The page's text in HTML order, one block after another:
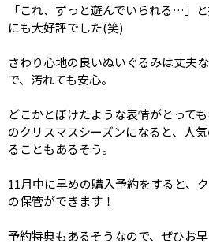
「これ、ずっと遊んでいられる…」
にも大好評でした(笑)
さわり心地の良いぬいぐるみは丈夫
で、汚れても安心。
どこかとぼけたような表情がとって
のクリスマスシーズンになると、人
ることもあるそう。
11月中に早めの購入予約をすると、
の保管ができます！
予約特典もあるそうなので、ぜひお